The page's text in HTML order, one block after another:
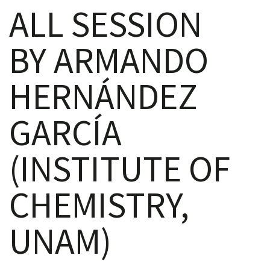
ALL SESSION
BY ARMANDO
HERNÁNDEZ
GARCÍA
(INSTITUTE OF
CHEMISTRY,
UNAM)